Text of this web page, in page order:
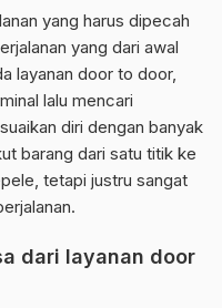
yang harus dipecah
yang dari awal
layanan door to door,
lalu mencari
diri dengan banyak
barang dari satu titik ke
tetapi justru sangat
dari layanan door